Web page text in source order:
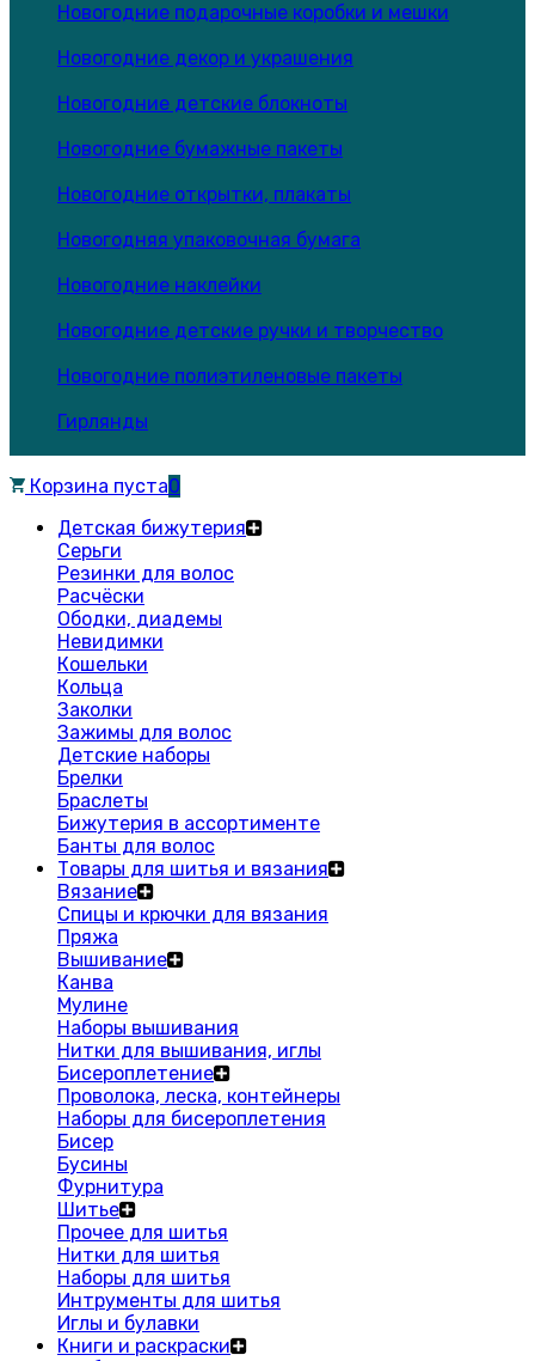
Новогодние подарочные коробки и мешки
Новогодние декор и украшения
Новогодние детские блокноты
Новогодние бумажные пакеты
Новогодние открытки, плакаты
Новогодняя упаковочная бумага
Новогодние наклейки
Новогодние детские ручки и творчество
Новогодние полиэтиленовые пакеты
Гирлянды
Корзина пуста0
Детская бижутерия
Серьги
Резинки для волос
Расчёски
Ободки, диадемы
Невидимки
Кошельки
Кольца
Заколки
Зажимы для волос
Детские наборы
Брелки
Браслеты
Бижутерия в ассортименте
Банты для волос
Товары для шитья и вязания
Вязание
Спицы и крючки для вязания
Пряжа
Вышивание
Канва
Мулине
Наборы вышивания
Нитки для вышивания, иглы
Бисероплетение
Проволока, леска, контейнеры
Наборы для бисероплетения
Бисер
Бусины
Фурнитура
Шитье
Прочее для шитья
Нитки для шитья
Наборы для шитья
Интрументы для шитья
Иглы и булавки
Книги и раскраски